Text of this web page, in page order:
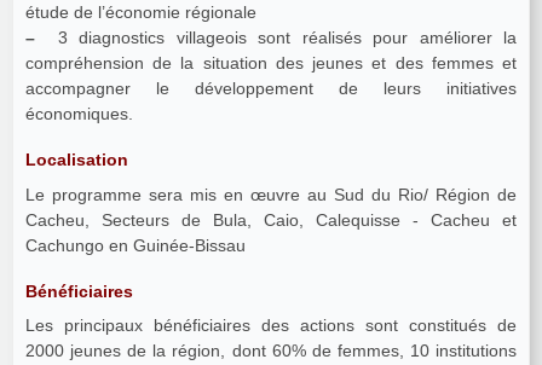
étude de l’économie régionale
– 3 diagnostics villageois sont réalisés pour améliorer la
compréhension de la situation des jeunes et des femmes et
accompagner le développement de leurs initiatives
économiques.
Localisation
Le programme sera mis en œuvre au Sud du Rio/ Région de
Cacheu, Secteurs de Bula, Caio, Calequisse - Cacheu et
Cachungo en Guinée-Bissau
Bénéficiaires
Les principaux bénéficiaires des actions sont constitués de
2000 jeunes de la région, dont 60% de femmes, 10 institutions